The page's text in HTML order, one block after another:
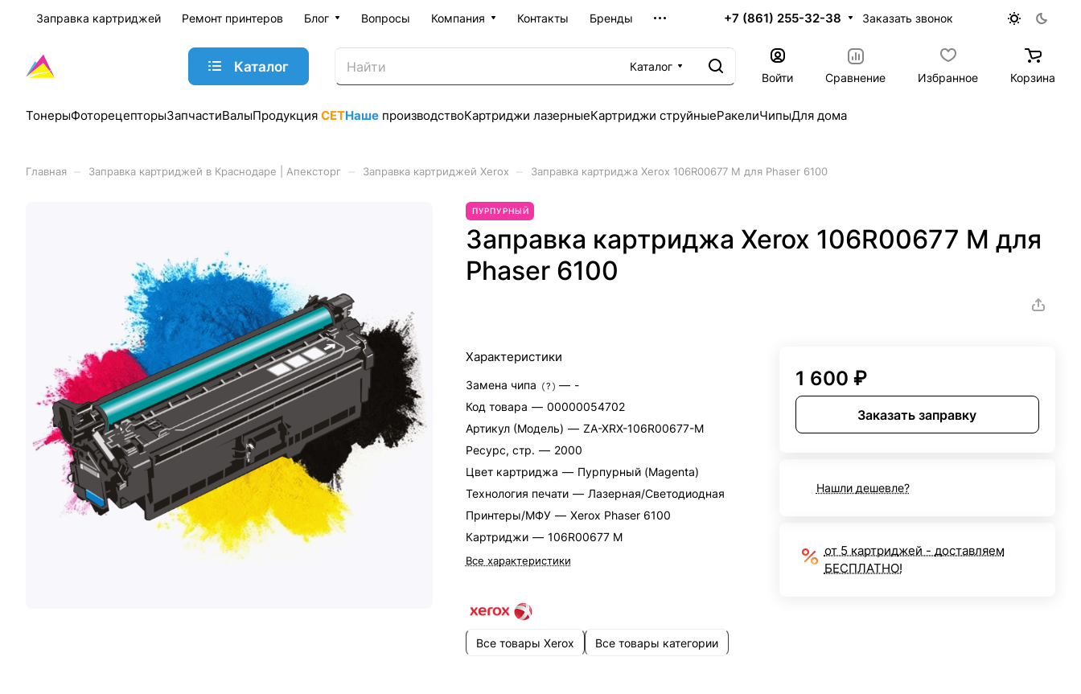
Заправка картриджей Ремонт принтеров Блог Вопросы Компания Контакты Бренды +7 (861) 255-32-38 Заказать звонок
Каталог
Каталог
Войти
Сравнение Избранное Корзина
ТонерыФоторецепторыЗапчастиВалыПродукция CETНаше производствоКартриджи лазерныеКартриджи струйныеРакелиЧипыДля дома
Главная Заправка картриджей в Краснодаре | Апексторг Заправка картриджей Xerox Заправка картриджа Xerox 106R00677 M для Phaser 6100
ПУРПУРНЫЙ
Заправка картриджа Xerox 106R00677 M для
Phaser 6100
Характеристики
Замена чипа ? — -
Код товара — 00000054702
Артикул (Модель) — ZA-XRX-106R00677-M
Ресурс, стр. — 2000
Цвет картриджа — Пурпурный (Magenta)
Технология печати — Лазерная/Светодиодная
Принтеры/МФУ — Xerox Phaser 6100
Картриджи — 106R00677 M
Все характеристики
Все товары Xerox Все товары категории
1 600 ₽
Заказать заправку
Нашли дешевле?
от 5 картриджей - доставляем
БЕСПЛАТНО!